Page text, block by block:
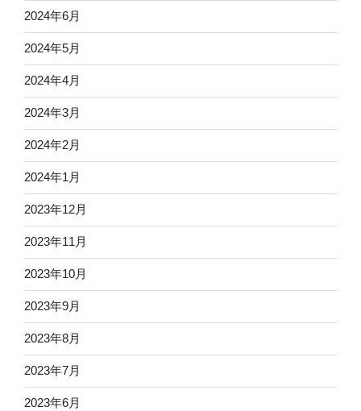
2024年6月
2024年5月
2024年4月
2024年3月
2024年2月
2024年1月
2023年12月
2023年11月
2023年10月
2023年9月
2023年8月
2023年7月
2023年6月